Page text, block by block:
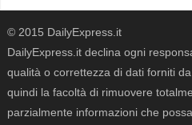
© 2015 DailyExpress.it
DailyExpress.it declina ogni
qualità o correttezza di dati forniti
quindi la facoltà di rimuovere
parzialmente informazioni che